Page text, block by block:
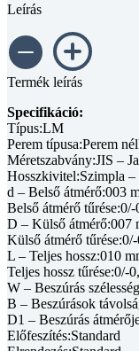
Leírás
Termék leírás
Specifikáció:
Típus:LM
Perem típusa:Perem
Méretszabvány:JIS –
Hosszkivitel:Szimpla –
d – Belső átmérő:003
Belső átmérő
D – Külső átmérő:007
Külső átmérő
L – Teljes hossz:010
Teljes hossz tűrése:0/-
W – Beszúrás
B – Beszúrások
D1 – Beszúrás
Előfeszítés:Standard